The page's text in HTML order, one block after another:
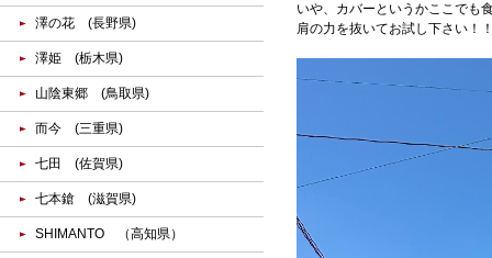
いや、カバーというかここでも
肩の力を抜いてお試し下さい！
澤の花 (長野県)
澤姫 (栃木県)
山陰東郷 (鳥取県)
而今 (三重県)
七田 (佐賀県)
七本鎗 (滋賀県)
SHIMANTO （高知県）